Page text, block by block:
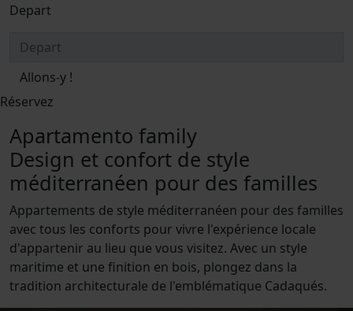
Depart
Allons-y !
Réservez
Apartamento family
Design et confort de style
méditerranéen pour des familles
Appartements de style méditerranéen pour des familles
avec tous les conforts pour vivre l'expérience locale
d'appartenir au lieu que vous visitez. Avec un style
maritime et une finition en bois, plongez dans la
tradition architecturale de l'emblématique Cadaqués.